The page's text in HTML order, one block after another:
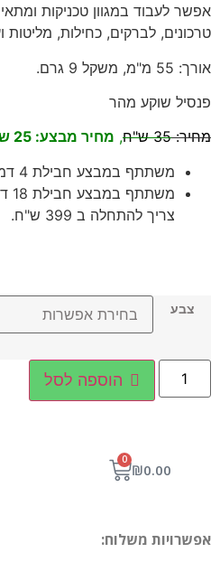
אפשר לעבוד במגוון טכניקות
טרכונים, לברקים, כחילות, מליטות
אורך: 55 מ"מ, משקל 9 גרם.
פנסיל שוקע מהר
מחיר:35 ש"ח , מחיר מבצע: 25 ש"ח.
משתתף במבצע חבילת 4 דמויים ב 100 ש"ח.
צריך להתחלה ב 399 ש"ח.
צבע
הוספה לסל
₪0.00
0
אפשרויות משלוח: